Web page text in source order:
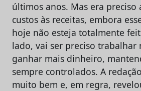
últimos anos. Mas era preciso
custos às receitas, embora
hoje não esteja totalmente
lado, vai ser preciso trabalhar
ganhar mais dinheiro,
sempre controlados. A
muito bem e, em regra,